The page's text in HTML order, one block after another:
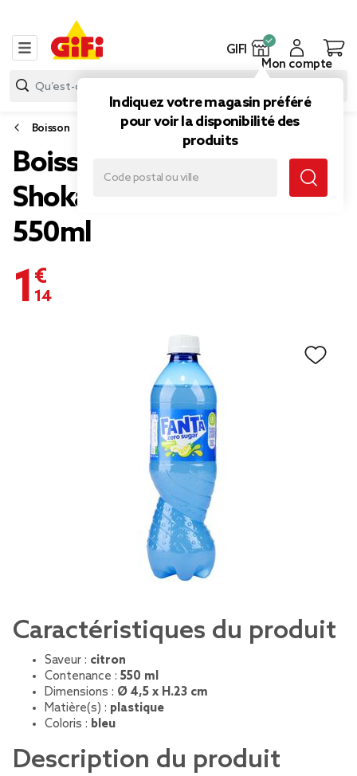
GIFI
Indiquez votre magasin préféré
pour voir la disponibilité des
produits
Mon compte
Boisson
Boisson Fanta zéro sucre
Shokata bleu goût citron
550ml
1,14 €
Caractéristiques du produit
Saveur : citron
Contenance : 550 ml
Dimensions : Ø 4,5 x H.23 cm
Matière(s) : plastique
Coloris : bleu
Description du produit